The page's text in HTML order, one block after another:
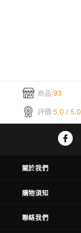
商品:93
評價:5.0 / 5.0
關於我們
購物須知
聯絡我們